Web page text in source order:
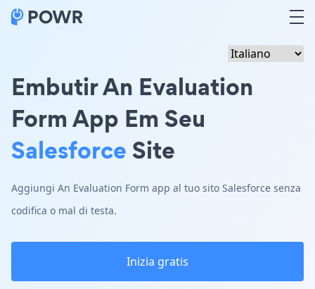
Embutir An Evaluation
Form App Em Seu
SalesforceSite
Aggiungi An Evaluation Form app al tuo sito Salesforce senza
codifica o mal di testa.
Inizia gratis